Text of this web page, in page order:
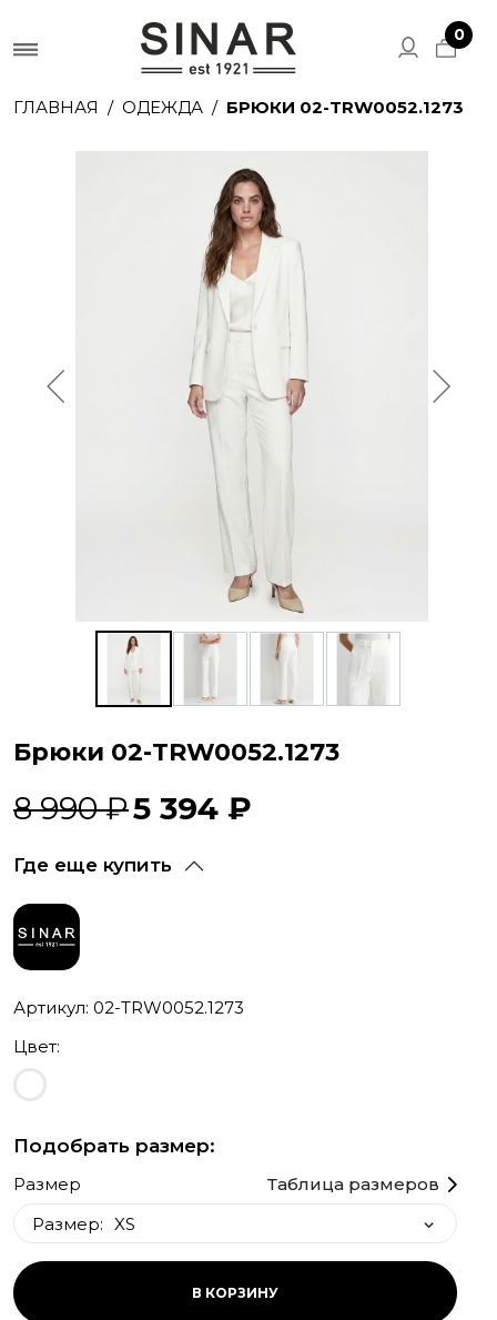
0
ГЛАВНАЯ ОДЕЖДА БРЮКИ 02-TRW0052.1273
Брюки 02-TRW0052.1273
8 990 ₽5 394 ₽
Где еще купить
Артикул: 02-TRW0052.1273
Цвет:
Подобрать размер:
Размер
Таблица размеров
Размер: XS
В КОРЗИНУ